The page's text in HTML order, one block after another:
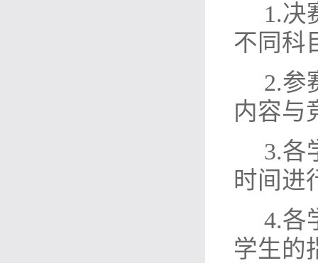
1.决
不同科
2.参
内容与
3.各
时间进
4.各
学生的